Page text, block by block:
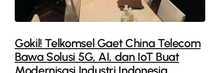
Gokil! Telkomsel Gaet China Telecom
Bawa Solusi 5G, AI, dan IoT Buat